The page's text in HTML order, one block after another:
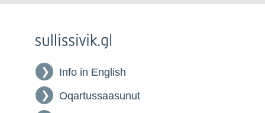
Info in English
Oqartussaasunut